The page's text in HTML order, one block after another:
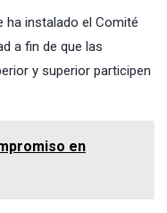
ha instalado el Comité
a fin de que las
y superior participen
en